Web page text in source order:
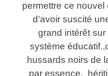
permettre ce nouvel
d’avoir suscité
grand intérêt sur
système
hussards noirs de
par essence,